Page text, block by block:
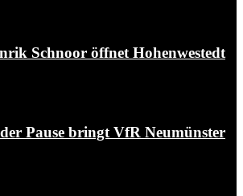
Schnoor öffnet Hohenwestedt
Pause bringt VfR Neumünster